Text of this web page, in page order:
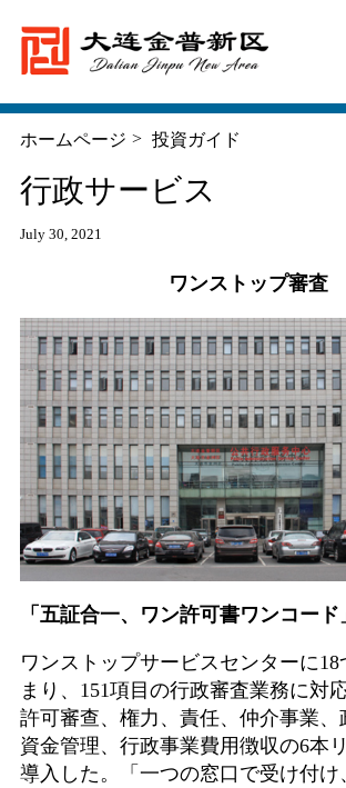
ホームページ > 投資ガイド
行政サービス
July 30, 2021
ワンストップ審査
「五証合一、ワン許可書ワンコード
ワンストップサービスセンターに
まり、151項目の行政審査業務に対
許可審查、権力、責任、仲介事業、
資金管理、行政事業費用徴収の6本
導入した。「一つの窓口で受け付け